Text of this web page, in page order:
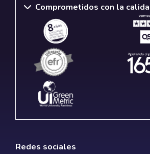
Comprometidos con la
Redes sociales